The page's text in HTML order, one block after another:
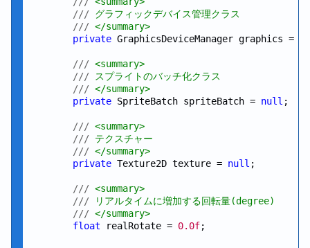
/// グラフィックデバイス管理クラス
/// </summary>
private GraphicsDeviceManager graphics =
/// <summary>
/// スプライトのバッチ化クラス
/// </summary>
private SpriteBatch spriteBatch = null ;
/// <summary>
/// テクスチャー
/// </summary>
private Texture2D texture = null ;
/// <summary>
/// リアルタイムに増加する回転量(degree)
/// </summary>
float realRotate = 0.0f;